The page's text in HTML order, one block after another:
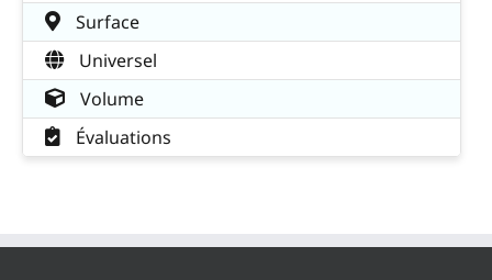
Surface
Universel
Volume
Évaluations